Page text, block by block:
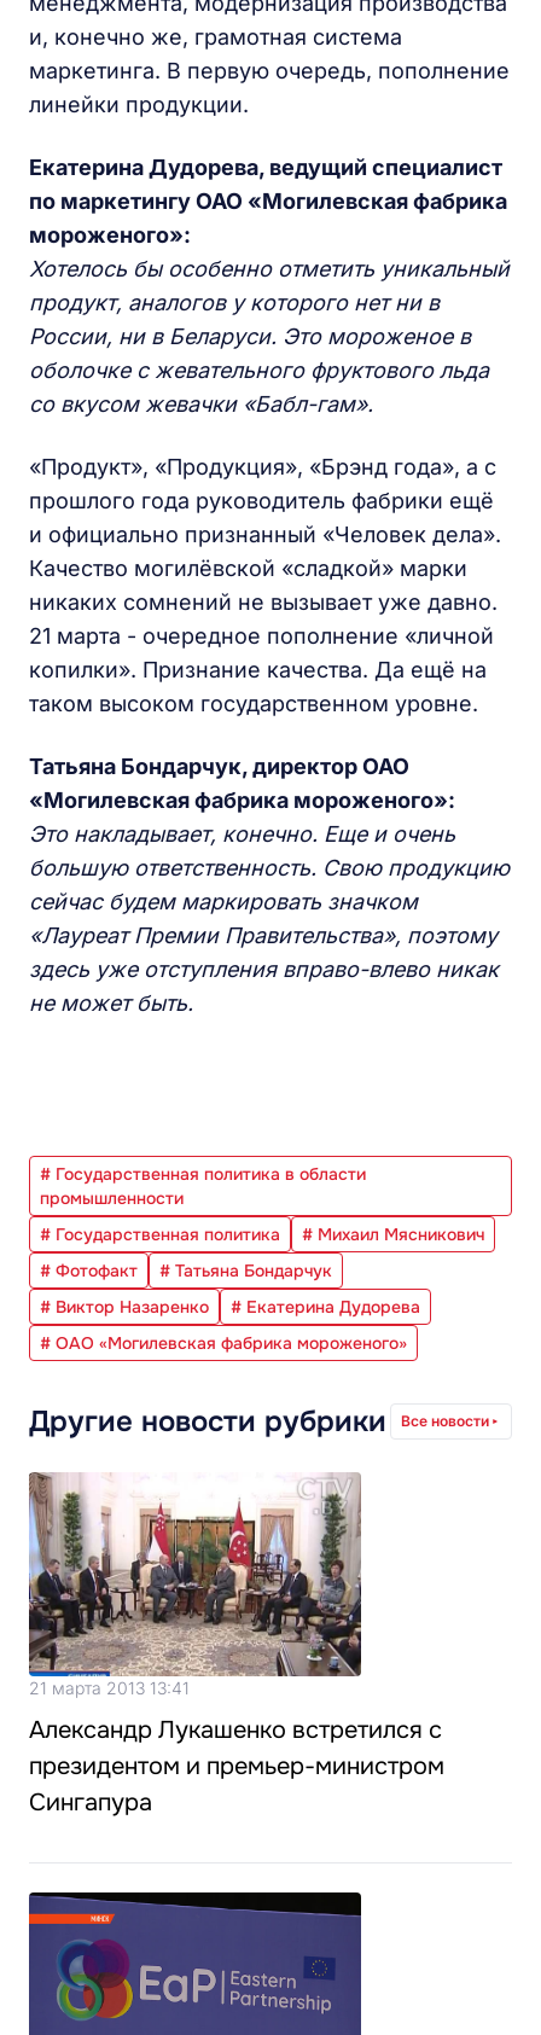
и, конечно же, грамотная система
маркетинга. В первую очередь, пополнение
линейки продукции.
Екатерина Дудорева, ведущий специалист
по маркетингу ОАО «Могилевская фабрика
мороженого»:
Хотелось бы особенно отметить уникальный
продукт, аналогов у которого нет ни в
России, ни в Беларуси. Это мороженое в
оболочке с жевательного фруктового льда
со вкусом жевачки «Бабл-гам».
«Продукт», «Продукция», «Брэнд года», а с
прошлого года руководитель фабрики ещё
и официально признанный «Человек дела».
Качество могилёвской «сладкой» марки
никаких сомнений не вызывает уже давно.
21 марта - очередное пополнение «личной
копилки». Признание качества. Да ещё на
таком высоком государственном уровне.
Татьяна Бондарчук, директор ОАО
«Могилевская фабрика мороженого»:
Это накладывает, конечно. Еще и очень
большую ответственность. Свою продукцию
сейчас будем маркировать значком
«Лауреат Премии Правительства», поэтому
здесь уже отступления вправо-влево никак
не может быть.
# Государственная политика в области
промышленности
# Государственная политика
# Михаил Мясникович
# Фотофакт
# Татьяна Бондарчук
# Виктор Назаренко
# Екатерина Дудорева
# ОАО «Могилевская фабрика мороженого»
Другие новости рубрики Все новости
21 марта 2013 13:41
Александр Лукашенко встретился с
президентом и премьер-министром
Сингапура